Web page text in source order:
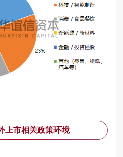
上市相关政策环境